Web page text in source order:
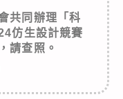
共同辦理「科
仿生設計競賽
請查照。